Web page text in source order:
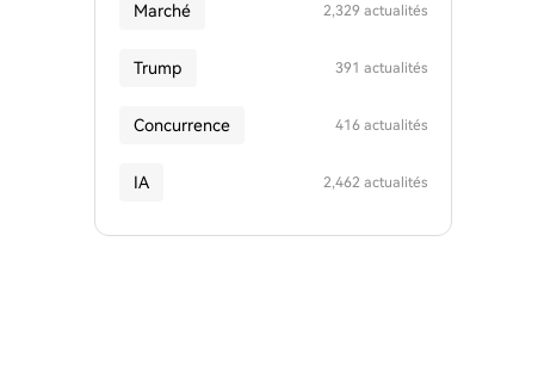
Marché 2,329 actualités
Trump 391 actualités
Concurrence 416 actualités
IA 2,462 actualités